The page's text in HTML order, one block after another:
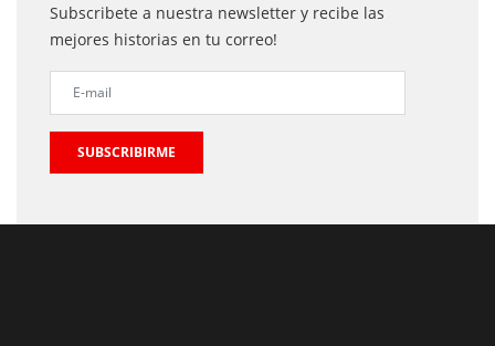
Subscribete a nuestra newsletter y recibe las
mejores historias en tu correo!
SUBSCRIBIRME